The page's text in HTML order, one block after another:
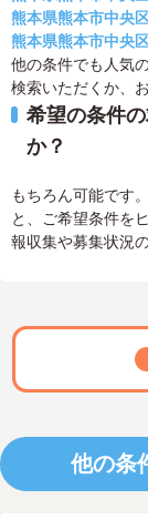
熊本県熊本市中央
熊本県熊本市中央
他の条件でも人気
検索いただくか、
希望の条件
か？
もちろん可能です。
と、ご希望条件を
報収集や募集状況
他の条